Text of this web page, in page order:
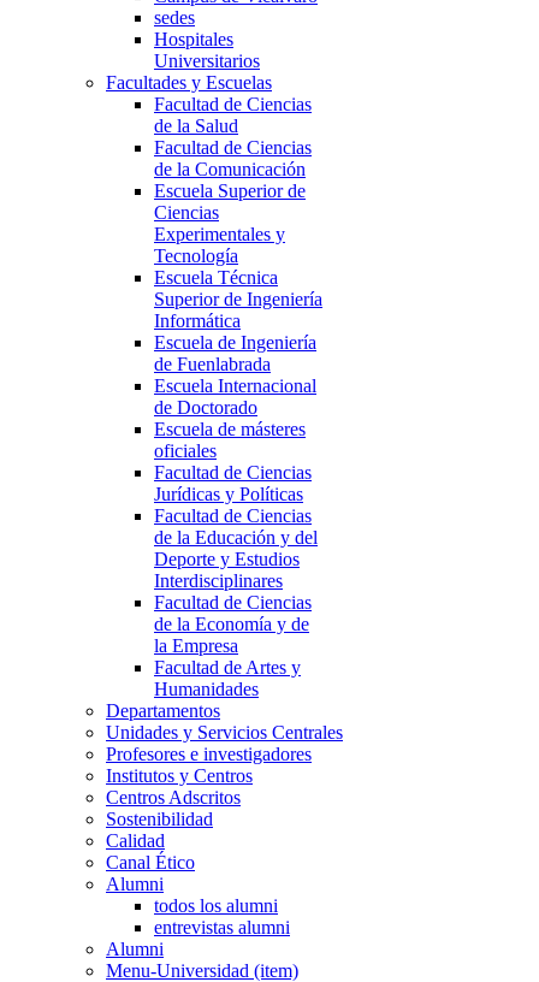
sedes
Hospitales
Universitarios
Facultades y Escuelas
Facultad de Ciencias
de la Salud
Facultad de Ciencias
de la Comunicación
Escuela Superior de
Ciencias
Experimentales y
Tecnología
Escuela Técnica
Superior de Ingeniería
Informática
Escuela de Ingeniería
de Fuenlabrada
Escuela Internacional
de Doctorado
Escuela de másteres
oficiales
Facultad de Ciencias
Jurídicas y Políticas
Facultad de Ciencias
de la Educación y del
Deporte y Estudios
Interdisciplinares
Facultad de Ciencias
de la Economía y de
la Empresa
Facultad de Artes y
Humanidades
Departamentos
Unidades y Servicios Centrales
Profesores e investigadores
Institutos y Centros
Centros Adscritos
Sostenibilidad
Calidad
Canal Ético
Alumni
todos los alumni
entrevistas alumni
Alumni
Menu-Universidad (item)